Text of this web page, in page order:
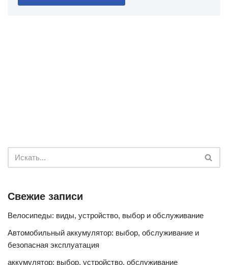
Свежие записи
Велосипеды: виды, устройство, выбор и обслуживание
Автомобильный аккумулятор: выбор, обслуживание и
безопасная эксплуатация
аккумулятор: выбор, устройство, обслуживание